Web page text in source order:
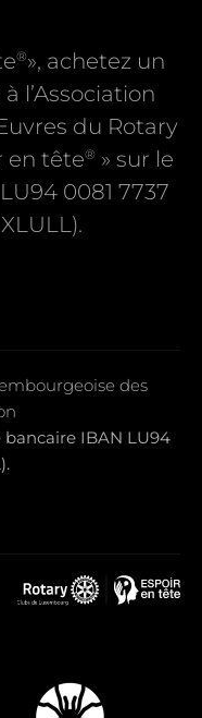
®», achetez un
l’Association
du Rotary
en tête® » sur le
0081 7737
des
IBAN LU94